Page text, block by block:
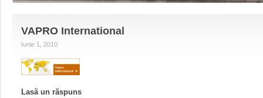
VAPRO International
Iunie 1, 2010
Lasă un răspuns